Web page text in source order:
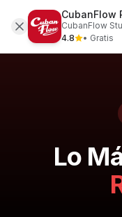
Lo-mas-
Lo
CubanFlow
CubanFlow
4.8
• Gratis